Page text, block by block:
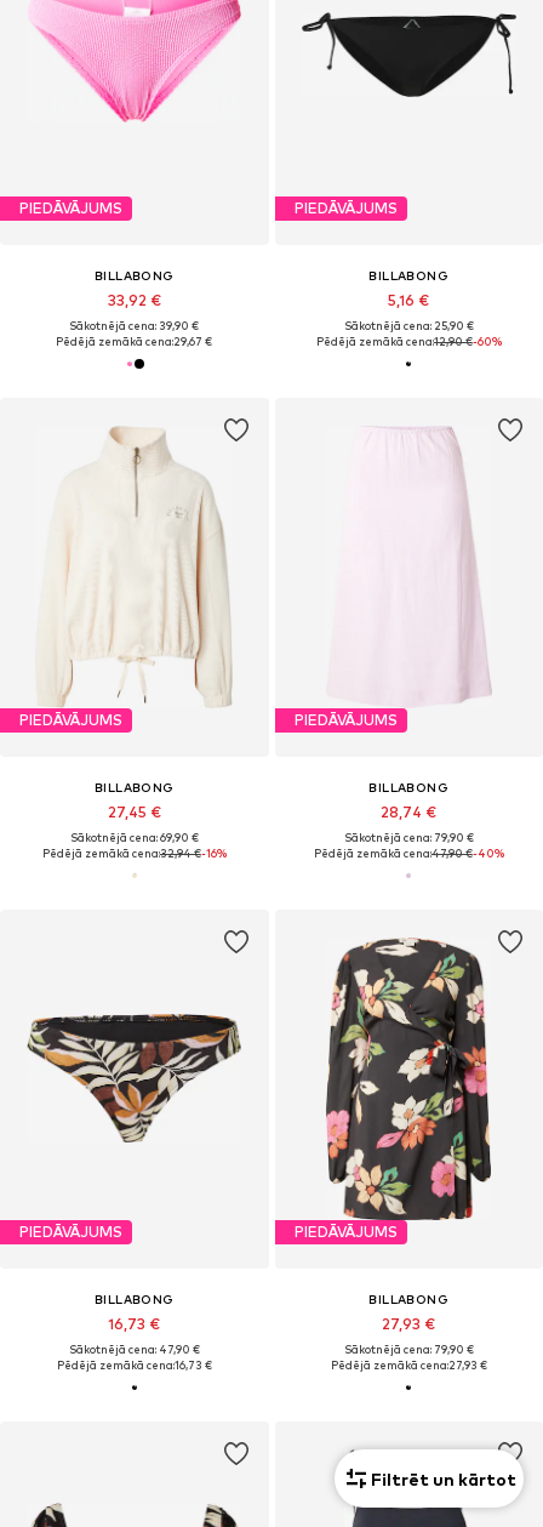
PIEDĀVĀJUMS
BILLABONG
33,92 €
Sākotnējā cena: 39,90 €
Pēdējā zemākā cena:29,67 €
PIEDĀVĀJUMS
BILLABONG
5,16 €
Sākotnējā cena: 25,90 €
Pēdējā zemākā cena:12,90 €-60%
PIEDĀVĀJUMS
BILLABONG
27,45 €
Sākotnējā cena: 69,90 €
Pēdējā zemākā cena:32,94 €-16%
PIEDĀVĀJUMS
BILLABONG
28,74 €
Sākotnējā cena: 79,90 €
Pēdējā zemākā cena:47,90 €-40%
PIEDĀVĀJUMS
BILLABONG
16,73 €
Sākotnējā cena: 47,90 €
Pēdējā zemākā cena:16,73 €
PIEDĀVĀJUMS
BILLABONG
27,93 €
Sākotnējā cena: 79,90 €
Pēdējā zemākā cena:27,93 €
Filtrēt un kārtot